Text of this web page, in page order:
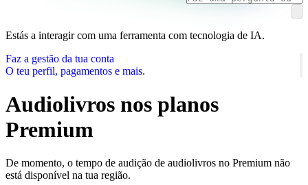
Estás a interagir com uma ferramenta com tecnologia de IA.
Faz a gestão da tua conta
O teu perfil, pagamentos e mais.
Audiolivros nos planos
Premium
De momento, o tempo de audição de audiolivros no Premium não
está disponível na tua região.